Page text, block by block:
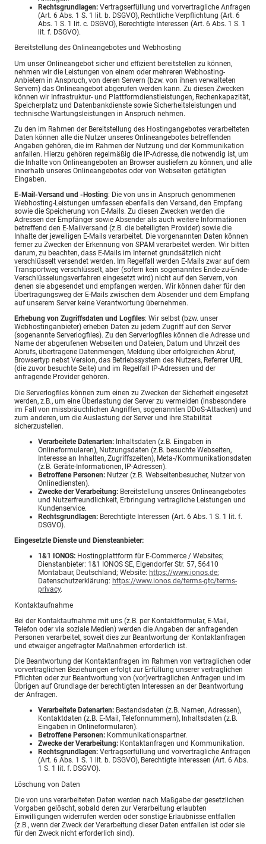
Rechtsgrundlagen: Vertragserfüllung und vorvertragliche Anfragen
(Art. 6 Abs. 1 S. 1 lit. b. DSGVO), Rechtliche Verpflichtung (Art. 6
Abs. 1 S. 1 lit. c. DSGVO), Berechtigte Interessen (Art. 6 Abs. 1 S. 1
lit. f. DSGVO).
Bereitstellung des Onlineangebotes und Webhosting
Um unser Onlineangebot sicher und effizient bereitstellen zu können,
nehmen wir die Leistungen von einem oder mehreren Webhosting-
Anbietern in Anspruch, von deren Servern (bzw. von ihnen verwalteten
Servern) das Onlineangebot abgerufen werden kann. Zu diesen Zwecken
können wir Infrastruktur- und Plattformdienstleistungen, Rechenkapazität,
Speicherplatz und Datenbankdienste sowie Sicherheitsleistungen und
technische Wartungsleistungen in Anspruch nehmen.
Zu den im Rahmen der Bereitstellung des Hostingangebotes verarbeiteten
Daten können alle die Nutzer unseres Onlineangebotes betreffenden
Angaben gehören, die im Rahmen der Nutzung und der Kommunikation
anfallen. Hierzu gehören regelmäßig die IP-Adresse, die notwendig ist, um
die Inhalte von Onlineangeboten an Browser ausliefern zu können, und alle
innerhalb unseres Onlineangebotes oder von Webseiten getätigten
Eingaben.
E-Mail-Versand und -Hosting: Die von uns in Anspruch genommenen
Webhosting-Leistungen umfassen ebenfalls den Versand, den Empfang
sowie die Speicherung von E-Mails. Zu diesen Zwecken werden die
Adressen der Empfänger sowie Absender als auch weitere Informationen
betreffend den E-Mailversand (z.B. die beteiligten Provider) sowie die
Inhalte der jeweiligen E-Mails verarbeitet. Die vorgenannten Daten können
ferner zu Zwecken der Erkennung von SPAM verarbeitet werden. Wir bitten
darum, zu beachten, dass E-Mails im Internet grundsätzlich nicht
verschlüsselt versendet werden. Im Regelfall werden E-Mails zwar auf dem
Transportweg verschlüsselt, aber (sofern kein sogenanntes Ende-zu-Ende-
Verschlüsselungsverfahren eingesetzt wird) nicht auf den Servern, von
denen sie abgesendet und empfangen werden. Wir können daher für den
Übertragungsweg der E-Mails zwischen dem Absender und dem Empfang
auf unserem Server keine Verantwortung übernehmen.
Erhebung von Zugriffsdaten und Logfiles: Wir selbst (bzw. unser
Webhostinganbieter) erheben Daten zu jedem Zugriff auf den Server
(sogenannte Serverlogfiles). Zu den Serverlogfiles können die Adresse und
Name der abgerufenen Webseiten und Dateien, Datum und Uhrzeit des
Abrufs, übertragene Datenmengen, Meldung über erfolgreichen Abruf,
Browsertyp nebst Version, das Betriebssystem des Nutzers, Referrer URL
(die zuvor besuchte Seite) und im Regelfall IP-Adressen und der
anfragende Provider gehören.
Die Serverlogfiles können zum einen zu Zwecken der Sicherheit eingesetzt
werden, z.B., um eine Überlastung der Server zu vermeiden (insbesondere
im Fall von missbräuchlichen Angriffen, sogenannten DDoS-Attacken) und
zum anderen, um die Auslastung der Server und ihre Stabilität
sicherzustellen.
Verarbeitete Datenarten: Inhaltsdaten (z.B. Eingaben in
Onlineformularen), Nutzungsdaten (z.B. besuchte Webseiten,
Interesse an Inhalten, Zugriffszeiten), Meta-/Kommunikationsdaten
(z.B. Geräte-Informationen, IP-Adressen).
Betroffene Personen: Nutzer (z.B. Webseitenbesucher, Nutzer von
Onlinediensten).
Zwecke der Verarbeitung: Bereitstellung unseres Onlineangebotes
und Nutzerfreundlichkeit, Erbringung vertragliche Leistungen und
Kundenservice.
Rechtsgrundlagen: Berechtigte Interessen (Art. 6 Abs. 1 S. 1 lit. f.
DSGVO).
Eingesetzte Dienste und Diensteanbieter:
1&1 IONOS: Hostingplattform für E-Commerce / Websites;
Dienstanbieter: 1&1 IONOS SE, Elgendorfer Str. 57, 56410
Montabaur, Deutschland; Website: https://www.ionos.de;
Datenschutzerklärung: https://www.ionos.de/terms-gtc/terms-
privacy.
Kontaktaufnahme
Bei der Kontaktaufnahme mit uns (z.B. per Kontaktformular, E-Mail,
Telefon oder via soziale Medien) werden die Angaben der anfragenden
Personen verarbeitet, soweit dies zur Beantwortung der Kontaktanfragen
und etwaiger angefragter Maßnahmen erforderlich ist.
Die Beantwortung der Kontaktanfragen im Rahmen von vertraglichen oder
vorvertraglichen Beziehungen erfolgt zur Erfüllung unserer vertraglichen
Pflichten oder zur Beantwortung von (vor)vertraglichen Anfragen und im
Übrigen auf Grundlage der berechtigten Interessen an der Beantwortung
der Anfragen.
Verarbeitete Datenarten: Bestandsdaten (z.B. Namen, Adressen),
Kontaktdaten (z.B. E-Mail, Telefonnummern), Inhaltsdaten (z.B.
Eingaben in Onlineformularen).
Betroffene Personen: Kommunikationspartner.
Zwecke der Verarbeitung: Kontaktanfragen und Kommunikation.
Rechtsgrundlagen: Vertragserfüllung und vorvertragliche Anfragen
(Art. 6 Abs. 1 S. 1 lit. b. DSGVO), Berechtigte Interessen (Art. 6 Abs.
1 S. 1 lit. f. DSGVO).
Löschung von Daten
Die von uns verarbeiteten Daten werden nach Maßgabe der gesetzlichen
Vorgaben gelöscht, sobald deren zur Verarbeitung erlaubten
Einwilligungen widerrufen werden oder sonstige Erlaubnisse entfallen
(z.B., wenn der Zweck der Verarbeitung dieser Daten entfallen ist oder sie
für den Zweck nicht erforderlich sind).